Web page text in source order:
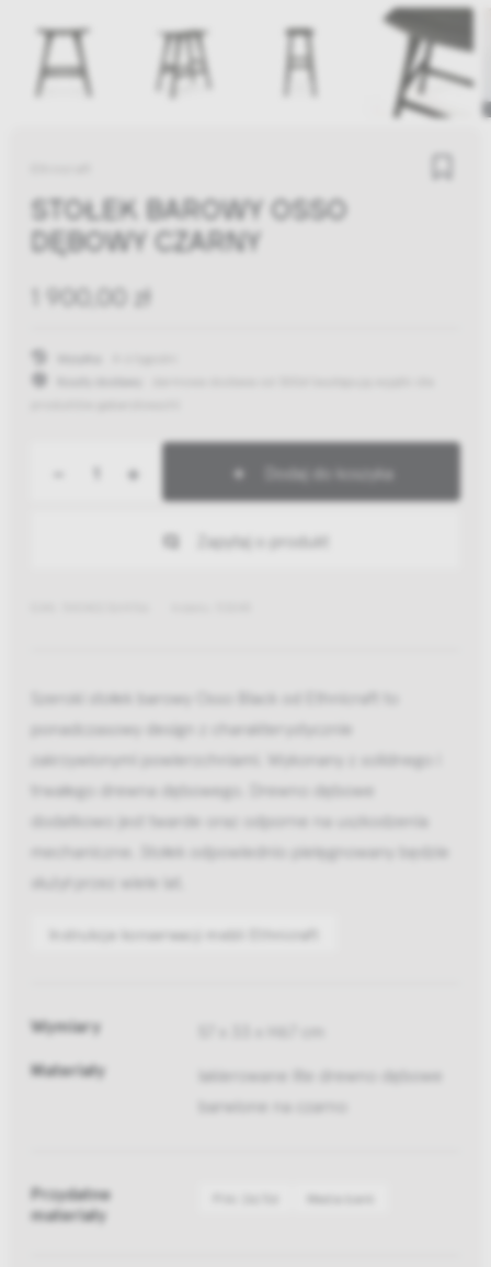
STOŁEK BAROWY OSSO
DĘBOWY CZARNY
1 900,00 zł
+ Dodaj do koszyka
Zapytaj o produkt
Szeroki stołek barowy Osso Black od Ethnicraft to
ponadczasowy design z charakterystycznie
zakrzywionymi powierzchniami. Wykonany z solidnego i
trwałego drewna dębowego. Drewno dębowe
dodatkowo jest twarde oraz odporne na uszkodzenia
mechaniczne. Stołek odpowiednio pielęgnowany będzie
służył przez wiele lat.
Instrukcje konserwacji mebli Ethnicraft
Wymiary 57 x 33 x H67 cm
Materiały
lakierowane lite drewno dębowe
barwione na czarno
Przydatne
materiały
Media bank